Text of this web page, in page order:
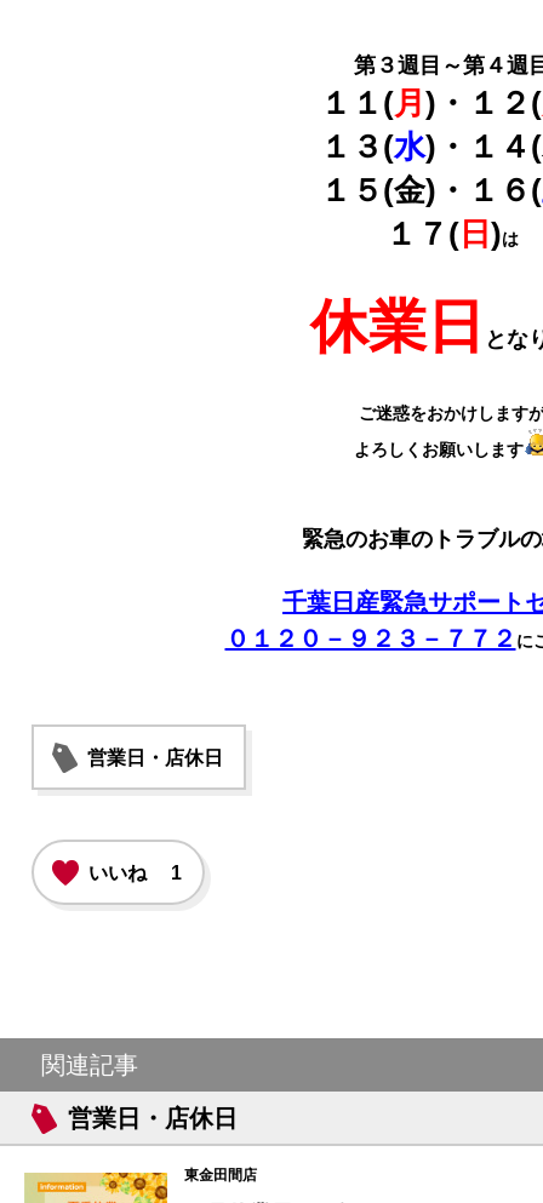
第３週目～第４週
１１(月 )・１２(
１３(水)・１４
１５(金)・１６(
１７( 日 )は
休業日 とな
ご迷惑をおかけします
よろしくお願いします
緊急のお車のトラブル
千葉日産緊急サポート
０１２０－９２３－７７２ に
営業日・店休日
いいね 1
関連記事
営業日・店休日
東金田間店